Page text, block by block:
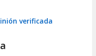
verificada